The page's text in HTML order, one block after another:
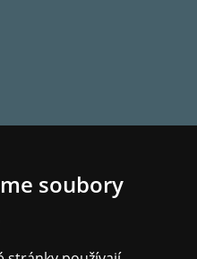
soubory